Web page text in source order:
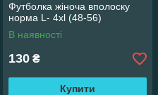
Футболка жіноча вполоску
норма L- 4xl (48-56)
В наявності
130 ₴
Купити